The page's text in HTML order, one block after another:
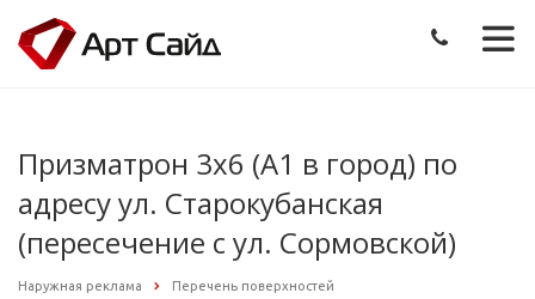
Призматрон 3х6 (А1 в город) по
адресу ул. Старокубанская
(пересечение с ул. Сормовской)
Наружная реклама Перечень поверхностей